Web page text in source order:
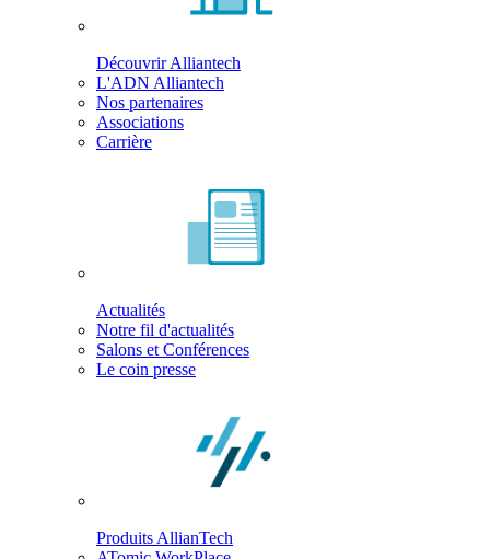
Découvrir Alliantech
L'ADN Alliantech
Nos partenaires
Associations
Carrière
Actualités
Notre fil d'actualités
Salons et Conférences
Le coin presse
Produits AllianTech